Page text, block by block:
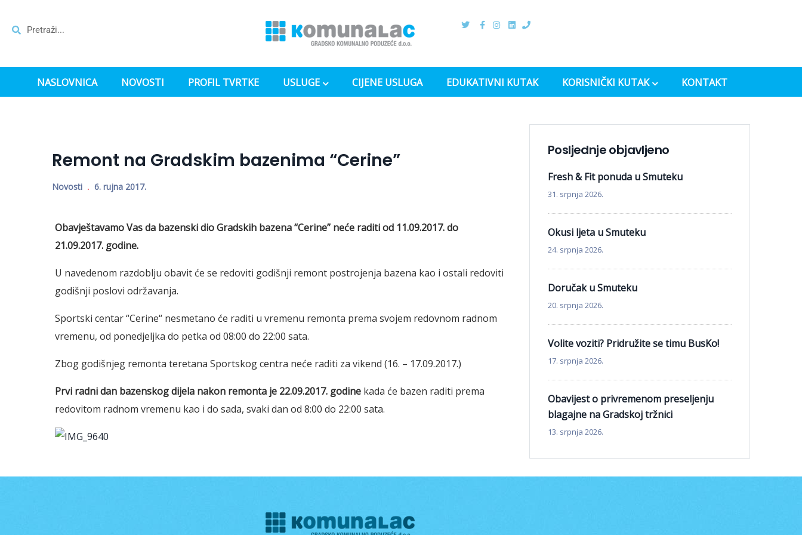
NASLOVNICA NOVOSTI PROFIL TVRTKE USLUGE CIJENE USLUGA EDUKATIVNI KUTAK KORISNIČKI KUTAK KONTAKT
Remont na Gradskim bazenima “Cerine”
Novosti 6. rujna 2017.
Obavještavamo Vas da bazenski dio Gradskih bazena “Cerine” neće raditi od 11.09.2017. do
21.09.2017. godine.
U navedenom razdoblju obavit će se redoviti godišnji remont postrojenja bazena kao i ostali redoviti
godišnji poslovi održavanja.
Sportski centar “Cerine“ nesmetano će raditi u vremenu remonta prema svojem redovnom radnom
vremenu, od ponedjeljka do petka od 08:00 do 22:00 sata.
Zbog godišnjeg remonta teretana Sportskog centra neće raditi za vikend (16. – 17.09.2017.)
Prvi radni dan bazenskog dijela nakon remonta je 22.09.2017. godine kada će bazen raditi prema
redovitom radnom vremenu kao i do sada, svaki dan od 8:00 do 22:00 sata.
Posljednje objavljeno
Fresh & Fit ponuda u Smuteku
31. srpnja 2026.
Okusi ljeta u Smuteku
24. srpnja 2026.
Doručak u Smuteku
20. srpnja 2026.
Volite voziti? Pridružite se timu BusKo!
17. srpnja 2026.
Obavijest o privremenom preseljenju
blagajne na Gradskoj tržnici
13. srpnja 2026.